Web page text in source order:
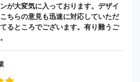
が大変気に入っております。デザイ
ちらの意見も迅速に対応していただ
るところでございます。有り難うご